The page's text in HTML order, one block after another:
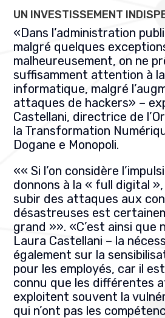
UN INVESTISSEMENT
«Dans l’administration
malgré quelques
malheureusement, on ne
suffisamment attention à
informatique, malgré
attaques de hackers» –
Castellani, directrice de
la Transformation
Dogane e Monopoli.
«« Si l’on considère
donnons à la « full digital
subir des attaques aux
désastreuses est
grand »». «C’est ainsi que
Laura Castellani – la
également sur la
pour les employés, car il
connu que les différentes
exploitent souvent la
qui n’ont pas les